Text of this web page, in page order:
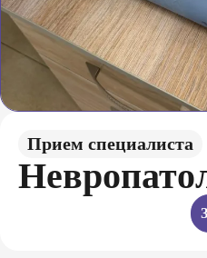
Прием специалиста